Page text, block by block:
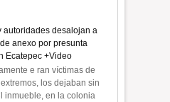
autoridades desalojan a
anexo por presunta
Ecatepec +Video
e ran víctimas de
los dejaban sin
inmueble, en la colonia